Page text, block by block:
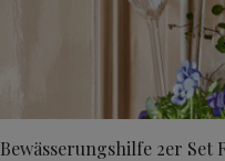
Bewässerungshilfe 2er Set